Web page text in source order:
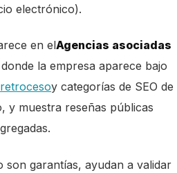
electrónico).
en elAgencias asociadas
la empresa aparece bajo
y categorías de SEO de
y muestra reseñas públicas
son garantías, ayudan a validar